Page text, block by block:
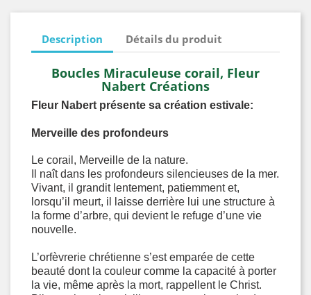
Description Détails du produit
Boucles Miraculeuse corail, Fleur
Nabert Créations
Fleur Nabert présente sa création estivale:
Merveille des profondeurs
Le corail, Merveille de la nature.
Il naît dans les profondeurs silencieuses de la mer.
Vivant, il grandit lentement, patiemment et,
lorsqu’il meurt, il laisse derrière lui une structure à
la forme d’arbre, qui devient le refuge d’une vie
nouvelle.
L’orfèvrerie chrétienne s’est emparée de cette
beauté dont la couleur comme la capacité à porter
la vie, même après la mort, rappellent le Christ.